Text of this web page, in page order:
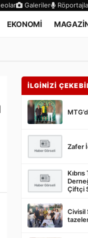
Galeriler
EKONOMİ
İLGİNİZİ
Zafer
Çiftçi
Civisil